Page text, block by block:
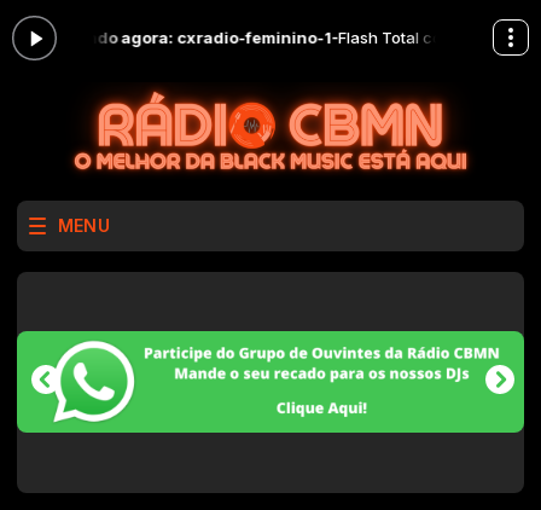
-Tocando agora: cxradio-feminino-1-Flash Total com DJ
MENU